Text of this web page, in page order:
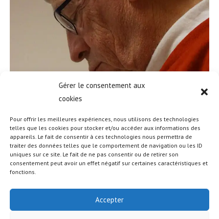
Gérer le consentement aux
cookies
Pour offrir les meilleures expériences, nous utilisons des technologies
telles que les cookies pour stocker et/ou accéder aux informations des
appareils. Le fait de consentir à ces technologies nous permettra de
traiter des données telles que le comportement de navigation ou les ID
uniques sur ce site. Le fait de ne pas consentir ou de retirer son
consentement peut avoir un effet négatif sur certaines caractéristiques et
fonctions.
Accepter